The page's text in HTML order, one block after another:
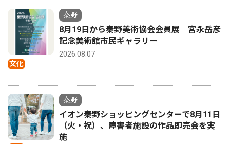
文化
秦野
8月19日から秦野美術協会会員展 宮永岳彦
記念美術館市民ギャラリー
2026.08.07
秦野
イオン秦野ショッピングセンターで8月11日
（火・祝）、障害者施設の作品即売会を実
施